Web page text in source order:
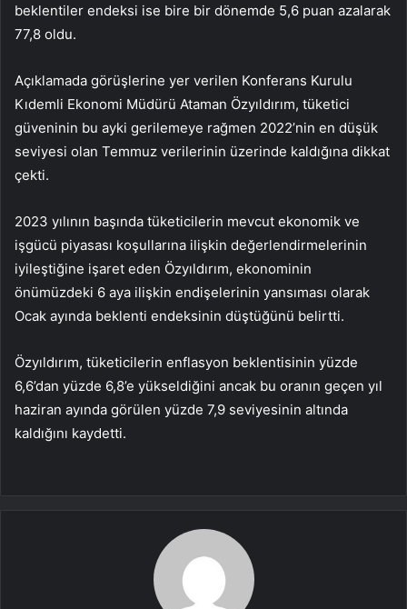
beklentiler endeksi ise bire bir dönemde 5,6 puan azalarak
77,8 oldu.
Açıklamada görüşlerine yer verilen Konferans Kurulu
Kıdemli Ekonomi Müdürü Ataman Özyıldırım, tüketici
güveninin bu ayki gerilemeye rağmen 2022’nin en düşük
seviyesi olan Temmuz verilerinin üzerinde kaldığına dikkat
çekti.
2023 yılının başında tüketicilerin mevcut ekonomik ve
işgücü piyasası koşullarına ilişkin değerlendirmelerinin
iyileştiğine işaret eden Özyıldırım, ekonominin
önümüzdeki 6 aya ilişkin endişelerinin yansıması olarak
Ocak ayında beklenti endeksinin düştüğünü belirtti.
Özyıldırım, tüketicilerin enflasyon beklentisinin yüzde
6,6’dan yüzde 6,8’e yükseldiğini ancak bu oranın geçen yıl
haziran ayında görülen yüzde 7,9 seviyesinin altında
kaldığını kaydetti.